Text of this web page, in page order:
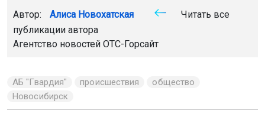
Автор: Алиса Новохатская
Читать все
публикации автора
Агентство новостей ОТС-Горсайт
АБ "Гвардия" происшествия
общество
Новосибирск